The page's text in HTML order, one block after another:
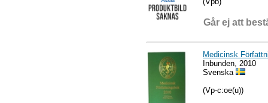
Går ej att
Medicinsk
Inbunden, 2010
Svenska
(Vp-c:oe(u))